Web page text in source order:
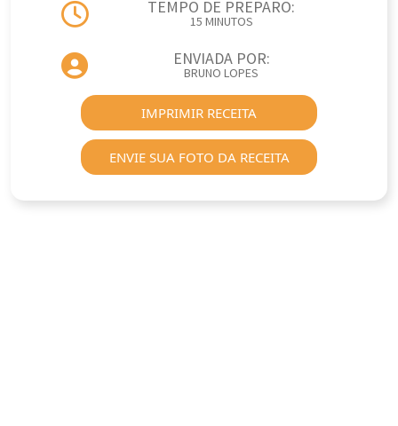
TEMPO DE PREPARO:
15 MINUTOS
ENVIADA POR:
BRUNO LOPES
IMPRIMIR RECEITA
ENVIE SUA FOTO DA RECEITA